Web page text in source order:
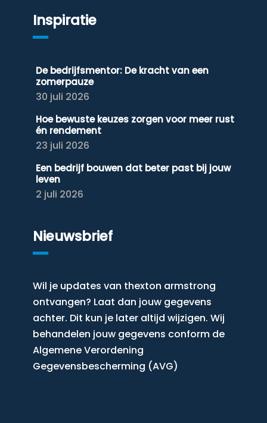
Inspiratie
De bedrijfsmentor: De kracht van een
zomerpauze
30 juli 2026
Hoe bewuste keuzes zorgen voor meer rust
én rendement
23 juli 2026
Een bedrijf bouwen dat beter past bij jouw
leven
2 juli 2026
Nieuwsbrief
Wil je updates van thexton armstrong
ontvangen? Laat dan jouw gegevens
achter. Dit kun je later altijd wijzigen. Wij
behandelen jouw gegevens conform de
Algemene Verordening
Gegevensbescherming (AVG)